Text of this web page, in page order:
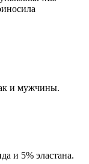
и мужчины.
и 5% эластана.